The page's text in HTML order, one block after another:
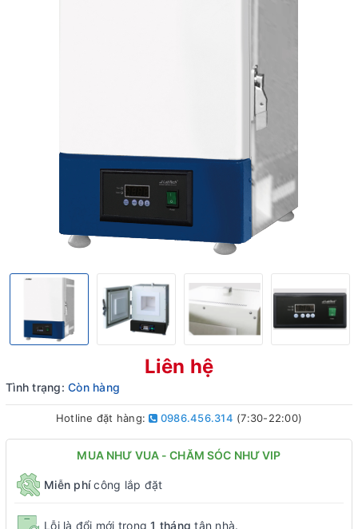
Liên hệ
Tình trạng: Còn hàng
Hotline đặt hàng: 0986.456.314 (7:30-22:00)
MUA NHƯ VUA - CHĂM SÓC NHƯ VIP
Miễn phícông lắp đặt
Lỗi là đổi mới trong1 tháng tận nhà.